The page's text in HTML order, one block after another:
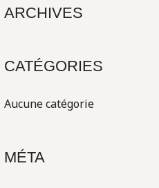
c
e
ARCHIVES
CATÉGORIES
Aucune catégorie
MÉTA